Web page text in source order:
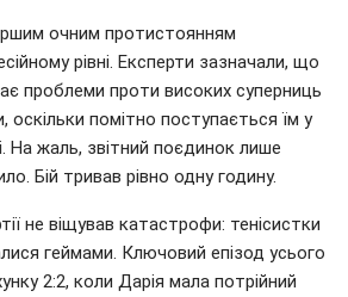
очним протистоянням
рівні. Експерти зазначали, що
проблеми проти високих суперниць
оскільки помітно поступається їм у
На жаль, звітний поєдинок лише
Бій тривав рівно одну годину.
не віщував катастрофи: тенісистки
геймами. Ключовий епізод усього
2:2, коли Дарія мала потрійний